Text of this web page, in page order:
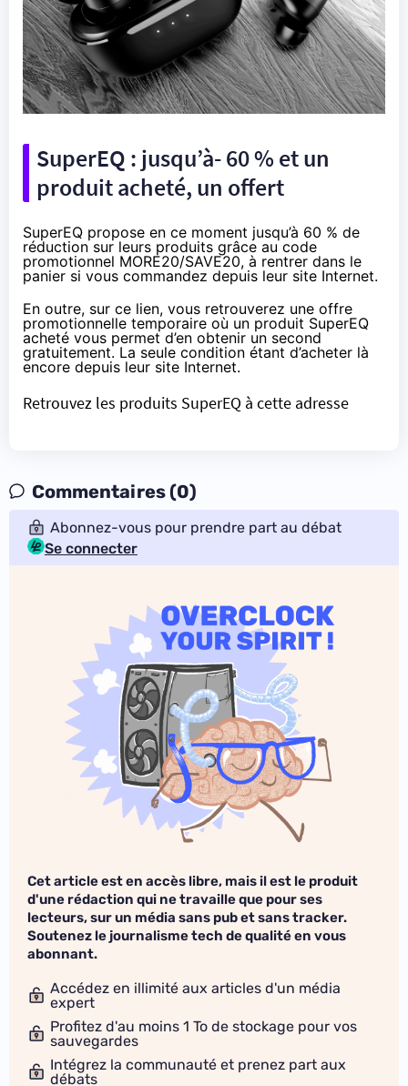
SuperEQ : jusqu’à- 60 % et un
produit acheté, un offert
SuperEQ propose en ce moment jusqu’à 60 % de
réduction sur leurs produits grâce au code
promotionnel MORE20/SAVE20, à rentrer dans le
panier si vous commandez depuis leur site Internet.
En outre, sur ce lien, vous retrouverez une offre
promotionnelle temporaire où un produit SuperEQ
acheté vous permet d’en obtenir un second
gratuitement. La seule condition étant d’acheter là
encore depuis leur site Internet.
Retrouvez les produits SuperEQ à cette adresse
Commentaires (0)
Abonnez-vous pour prendre part au débat
Se connecter
Cet article est en accès libre, mais il est le produit
d'une rédaction qui ne travaille que pour ses
lecteurs, sur un média sans pub et sans tracker.
Soutenez le journalisme tech de qualité en vous
abonnant.
Accédez en illimité aux articles d'un média
expert
Profitez d'au moins 1 To de stockage pour vos
sauvegardes
Intégrez la communauté et prenez part aux
débats